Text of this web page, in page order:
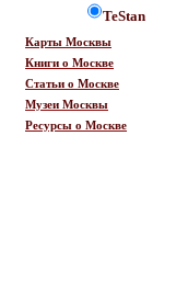
TeStan
Карты Москвы
Книги о Москве
Статьи о Москве
Музеи Москвы
Ресурсы о Москве